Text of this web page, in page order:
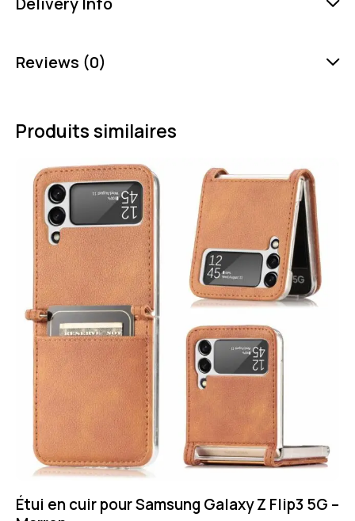
Reviews (0)
Produits similaires
Étui en cuir pour Samsung Galaxy Z Flip3 5G –